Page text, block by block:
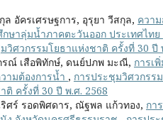
ล อัครเศรษฐการ, อุรุยา วีสกุล, ควา
ษาลุ่มน้ำภาคตะวันออก ประเทศไทย
วิศวกรรมโยธาแห่งชาติ ครั้งที่ 30 ปี
ณ์ เสือพิทักษ์, ดนย์ปภพ มะณี, การเ
ามต้องการน้ำ , การประชุมวิศวกรร
ติ ครั้งที่ 30 ปี พ.ศ. 2568
ศร์ รอดพิศดาร, ณัฐพล แก้วทอง, กา